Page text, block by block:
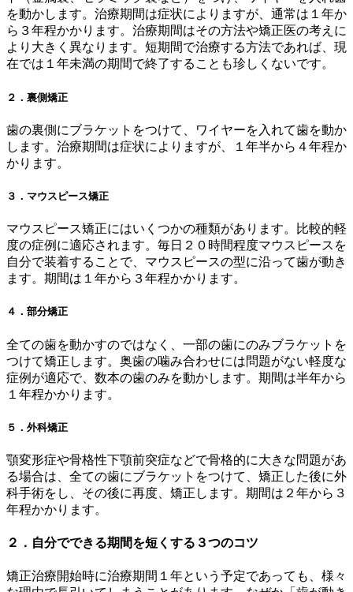
を動かします。治療期間は症状によりますが、通常は１年か
ら３年程かかります。治療期間はその方法や矯正医の考えに
より大きく異なります。短期間で治療する方法であれば、現
在では１年未満の期間で終了することも珍しくないです。
２．裏側矯正
歯の裏側にブラケットをつけて、ワイヤーを入れて歯を動か
します。治療期間は症状によりますが、１年半から４年程か
かります。
３．マウスピース矯正
マウスピース矯正にはいくつかの種類があります。比較的軽
度の症例に適応されます。毎日２０時間程度マウスピースを
自分で装着することで、マウスピースの型に沿って歯が動き
ます。期間は１年から３年程かかります。
４．部分矯正
全ての歯を動かすのではなく、一部の歯にのみブラケットを
つけて矯正します。奥歯の噛み合わせには問題がない軽度な
症例が適応で、数本の歯のみを動かします。期間は半年から
１年程かかります。
５．外科矯正
顎変形症や骨格性下顎前突症などで骨格的に大きな問題があ
る場合は、全ての歯にブラケットをつけて、矯正した後に外
科手術をし、その後に再度、矯正します。期間は２年から３
年程かかります。
２．自分でできる期間を短くする３つのコツ
矯正治療開始時に治療期間１年という予定であっても、様々